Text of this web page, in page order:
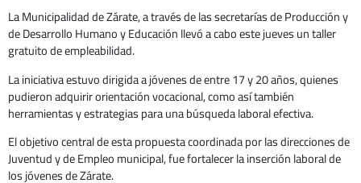
La Municipalidad de Zárate, a través de las secretarías de Producción y
de Desarrollo Humano y Educación llevó a cabo este jueves un taller
gratuito de empleabilidad.
La iniciativa estuvo dirigida a jóvenes de entre 17 y 20 años, quienes
pudieron adquirir orientación vocacional, como así también
herramientas y estrategias para una búsqueda laboral efectiva.
El objetivo central de esta propuesta coordinada por las direcciones de
Juventud y de Empleo municipal, fue fortalecer la inserción laboral de
los jóvenes de Zárate.